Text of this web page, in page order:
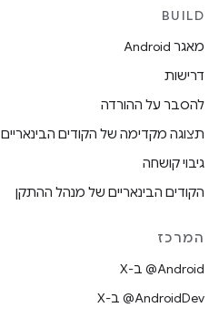
BUILD
מאגר Android
דרישות
להסבר על ההורדה
תצוגה מקדימה של הקודים הבינאריים
גיבוי קושחה
הקודים הבינאריים של מנהל ההתקן
המרכז
‫‎@Android ב-X
‫‎@AndroidDev ב-X